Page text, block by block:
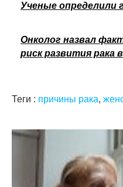
Ученые определили
Онколог назвал
риск развития рака
Теги : причины рака,